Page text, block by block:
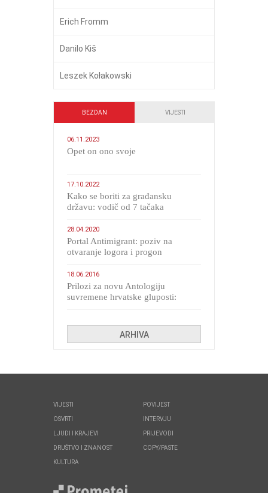
Erich Fromm
Danilo Kiš
Leszek Kołakowski
BEZDAN VIJESTI
06.11.2023
​Opet on ono svoje
17.10.2022
Kako se boriti za građansku
državu: vodič od 7 tačaka
28.04.2020
Portal Antimigrant: poziv na
otvaranje logora i progon
18.06.2016
Prilozi za novu Antologiju
suvremene hrvatske gluposti:
ARHIVA
VIJESTI
OSVRTI
LJUDI I KRAJEVI
DRUŠTVO I ZNANOST
KULTURA
POVIJEST
INTERVJU
PRIJEVODI
COPY/PASTE